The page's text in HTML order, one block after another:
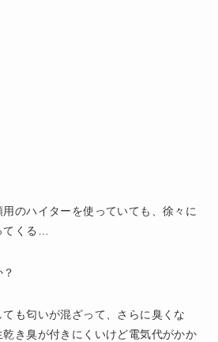
のハイターを使っていても、徐々に
くる…
も匂いが混ざって、さらに臭くな
き臭が付きにくいけど電気代がかか